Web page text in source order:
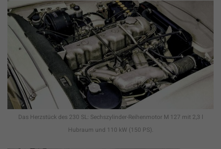
Das Herzstück des 230 SL: Sechszylinder-Reihenmotor M 127 mit 2,3 l
Hubraum und 110 kW (150 PS).